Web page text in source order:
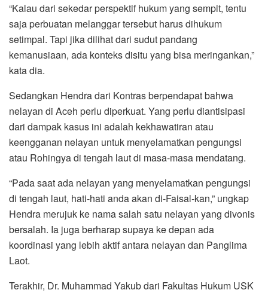
“Kalau dari sekedar perspektif hukum yang sempit, tentu
saja perbuatan melanggar tersebut harus dihukum
setimpal. Tapi jika dilihat dari sudut pandang
kemanusiaan, ada konteks disitu yang bisa meringankan,”
kata dia.
Sedangkan Hendra dari Kontras berpendapat bahwa
nelayan di Aceh perlu diperkuat. Yang perlu diantisipasi
dari dampak kasus ini adalah kekhawatiran atau
keengganan nelayan untuk menyelamatkan pengungsi
atau Rohingya di tengah laut di masa-masa mendatang.
“Pada saat ada nelayan yang menyelamatkan pengungsi
di tengah laut, hati-hati anda akan di-Faisal-kan,” ungkap
Hendra merujuk ke nama salah satu nelayan yang divonis
bersalah. Ia juga berharap supaya ke depan ada
koordinasi yang lebih aktif antara nelayan dan Panglima
Laot.
Terakhir, Dr. Muhammad Yakub dari Fakultas Hukum USK